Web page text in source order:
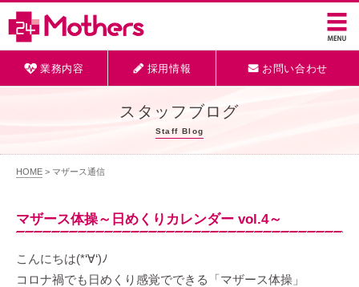
業務内容 採用情報 お問い合わせ
スタッフブログ
Staff Blog
HOME > マザース通信
マザース体操～日めくりカレンダー vol.4～
こんにちは(*‘∀‘)ﾉ
コロナ禍でも日めくり感覚でできる「マザース体操」